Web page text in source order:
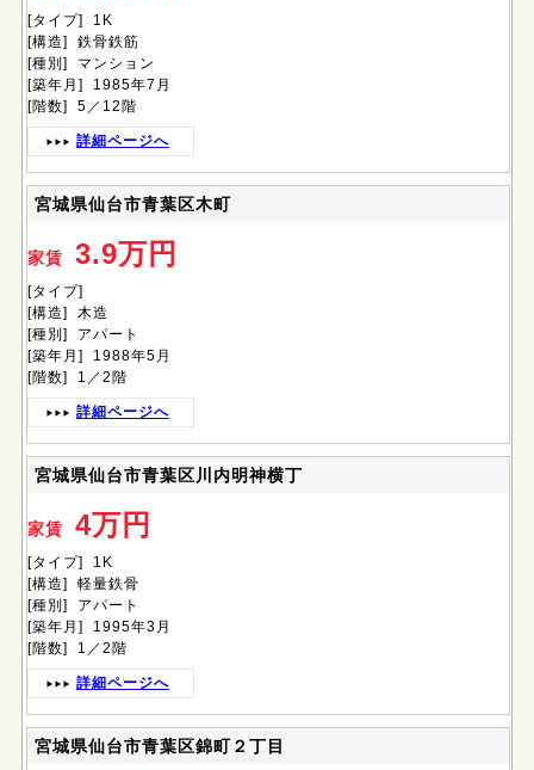
[タイプ] 1K
[構造] 鉄骨鉄筋
[種別] マンション
[築年月] 1985年7月
[階数] 5／12階
詳細ページへ
宮城県仙台市青葉区木町
家賃 3.9万円
[タイプ]
[構造] 木造
[種別] アパート
[築年月] 1988年5月
[階数] 1／2階
詳細ページへ
宮城県仙台市青葉区川内明神横丁
家賃 4万円
[タイプ] 1K
[構造] 軽量鉄骨
[種別] アパート
[築年月] 1995年3月
[階数] 1／2階
詳細ページへ
宮城県仙台市青葉区錦町２丁目